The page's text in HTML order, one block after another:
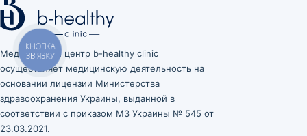
Медицинский центр b-healthy clinic
осуществляет медицинскую деятельность на
основании лицензии Министерства
здравоохранения Украины, выданной в
соответствии с приказом МЗ Украины № 545 от
23.03.2021.